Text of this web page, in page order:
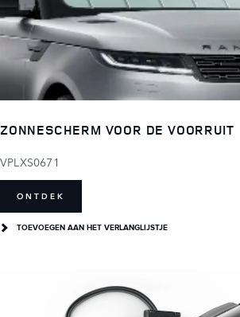
ZONNESCHERM VOOR DE VOORRUIT
VPLXS0671
ONTDEK
TOEVOEGEN AAN HET VERLANGLIJSTJE